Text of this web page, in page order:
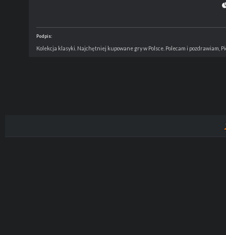
Podpis:
Kolekcja klasyki. Najchętniej kupowane gry w Polsce. Polecam i pozdrawiam,